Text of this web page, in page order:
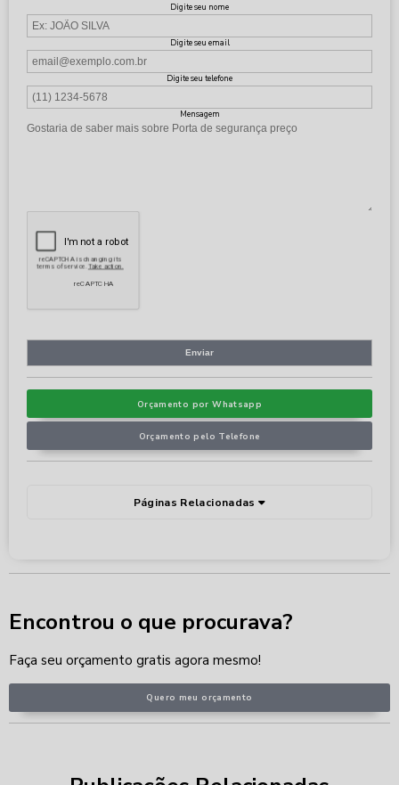
Digite seu nome
Digite seu email
Digite seu telefone
Mensagem
Orçamento por Whatsapp
Orçamento pelo Telefone
Páginas Relacionadas
Encontrou o que procurava?
Faça seu orçamento gratis agora mesmo!
Quero meu orçamento